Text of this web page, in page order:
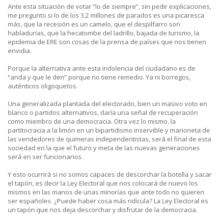
Ante esta situación de votar “lo de siempre”, sin pedir explicaciones,
me pregunto si lo de los 3,2 millones de parados es una picaresca
más, que la recesión es un camelo, que el despilfarro son
habladurías, que la hecatombe del ladrillo, bajada de turismo, la
epidemia de ERE son cosas de la prensa de países que nos tienen
envidia.
Porque la alternativa ante esta indolencia del ciudadano es de
“anda y que le den” porque no tiene remedio. Ya ni borregos,
auténticos oligoquetos.
Una generalizada plantada del electorado, bien un masivo voto en
blanco o partidos alternativos, daría una señal de recuperación
como miembro de una democracia. Otra vez lo mismo, la
partitocracia a la limón en un bipartidismo inservible y marioneta de
las vendedores de quimeras independentistas, será el final de esta
sociedad en la que el futuro y meta de las nuevas generaciones
será en ser funcionarios.
Y esto ocurrirá si no somos capaces de descorchar la botella y sacar
el tapón, es decir la Ley Electoral que nos colocará de nuevo los
mismos en las manos de unas minorías que ante todo no quieren
ser españoles. ¿Puede haber cosa más ridícula? La Ley Electoral es
un tapón que nos deja descorchar y disfrutar de la democracia.